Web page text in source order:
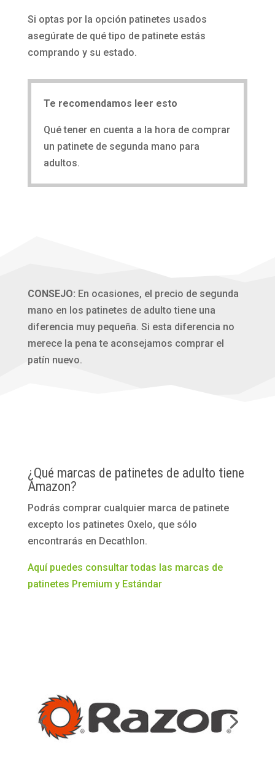
Si optas por la opción patinetes usados
asegúrate de qué tipo de patinete estás
comprando y su estado.
Te recomendamos leer esto
Qué tener en cuenta a la hora de comprar
un patinete de segunda mano para
adultos.
CONSEJO: En ocasiones, el precio de segunda
mano en los patinetes de adulto tiene una
diferencia muy pequeña. Si esta diferencia no
merece la pena te aconsejamos comprar el
patín nuevo.
¿Qué marcas de patinetes de adulto tiene
Amazon?
Podrás comprar cualquier marca de patinete
excepto los patinetes Oxelo, que sólo
encontrarás en Decathlon.
Aquí puedes consultar todas las marcas de
patinetes Premium y Estándar